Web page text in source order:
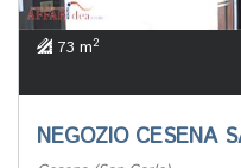
73 m2
NEGOZIO CESENA